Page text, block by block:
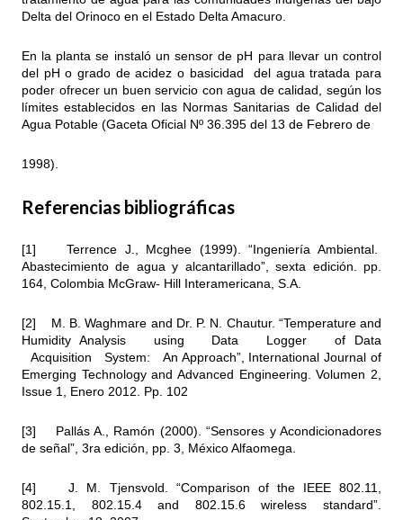
Delta del Orinoco en el Estado Delta Amacuro.
En la planta se instaló un sensor de pH para llevar un control
del pH o grado de acidez o basicidad del agua tratada para
poder ofrecer un buen servicio con agua de calidad, según los
límites establecidos en las Normas Sanitarias de Calidad del
Agua Potable (Gaceta Oficial Nº 36.395 del 13 de Febrero de
1998).
Referencias bibliográficas
[1] Terrence J., Mcghee (1999). “Ingeniería Ambiental.
Abastecimiento de agua y alcantarillado”, sexta edición. pp.
164, Colombia McGraw- Hill Interamericana, S.A.
[2] M. B. Waghmare and Dr. P. N. Chautur. “Temperature and
Humidity Analysis using Data Logger of Data
Acquisition System: An Approach”, International Journal of
Emerging Technology and Advanced Engineering. Volumen 2,
Issue 1, Enero 2012. Pp. 102
[3] Pallás A., Ramón (2000). “Sensores y Acondicionadores
de señal”, 3ra edición, pp. 3, México Alfaomega.
[4] J. M. Tjensvold. “Comparison of the IEEE 802.11,
802.15.1, 802.15.4 and 802.15.6 wireless standard”.